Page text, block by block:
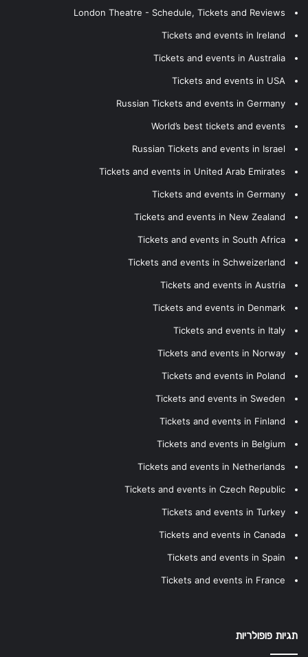
London Theatre - Schedule, Tickets and Reviews
Tickets and events in Ireland
Tickets and events in Australia
Tickets and events in USA
Russian Tickets and events in Germany
World’s best tickets and events
Russian Tickets and events in Israel
Tickets and events in United Arab Emirates
Tickets and events in Germany
Tickets and events in New Zealand
Tickets and events in South Africa
Tickets and events in Schweizerland
Tickets and events in Austria
Tickets and events in Denmark
Tickets and events in Italy
Tickets and events in Norway
Tickets and events in Poland
Tickets and events in Sweden
Tickets and events in Finland
Tickets and events in Belgium
Tickets and events in Netherlands
Tickets and events in Czech Republic
Tickets and events in Turkey
Tickets and events in Canada
Tickets and events in Spain
Tickets and events in France
תגיות פופולריות